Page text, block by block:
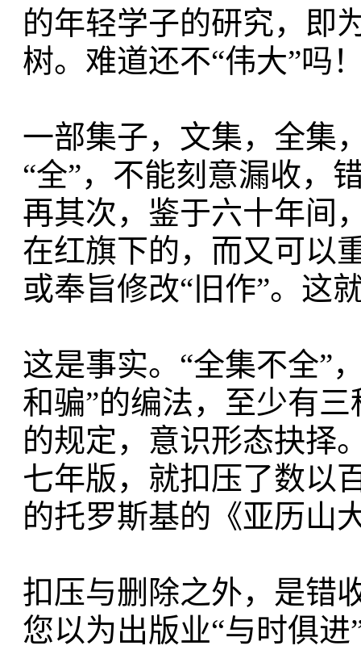
的年轻学子的研究，即
树。难道还不“伟大”吗
一部集子，文集，全集
“全”，不能刻意漏收，
再其次，鉴于六十年间
在红旗下的，而又可以
或奉旨修改“旧作”。这
这是事实。“全集不全”
和骗”的编法，至少有
的规定，意识形态抉择
七年版，就扣压了数以
的托罗斯基的《亚历山
扣压与删除之外，是错
您以为出版业“与时俱